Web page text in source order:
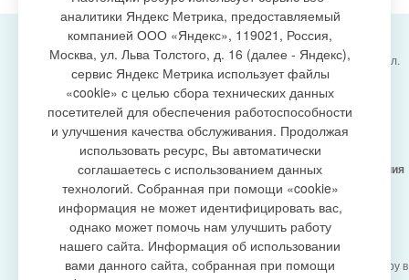
создание сайта
Администрация городского поселения Излучинск, ул.
Энергетиков, 6, пгт. Излучинск, Нижневартовский
район,
Ханты-Мансийский автономный округ-Югра
(Тюменская область), 628634
Сетевое изданиеhttps://www.gp-izluchinsk.ru
16+
Учредитель -Администрация городского поселения
Излучинск
Главный редактор - Бурич Денис Ярославович
Телефон/факс: (3466) 28-13-77 , e-mail:
admizl@rambler.ru
Сетевое изданиеhttps://www.gp-izluchinsk.ru
зарегистрировано Федеральной службой по надзору в
аналитики Яндекс Метрика, предоставляемый
компанией ООО «Яндекс», 119021, Россия,
Москва, ул. Льва Толстого, д. 16 (далее - Яндекс),
сервис Яндекс Метрика использует файлы
«cookie» с целью сбора технических данных
посетителей для обеспечения работоспособности
и улучшения качества обслуживания. Продолжая
использовать ресурс, Вы автоматически
соглашаетесь с использованием данных
технологий. Собранная при помощи «cookie»
информация не может идентифицировать вас,
однако может помочь нам улучшить работу
нашего сайта. Информация об использовании
вами данного сайта, собранная при помощи